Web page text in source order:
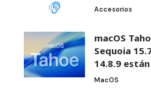
Accesorios
macOS
Sequoia
14.8.9
MacOS